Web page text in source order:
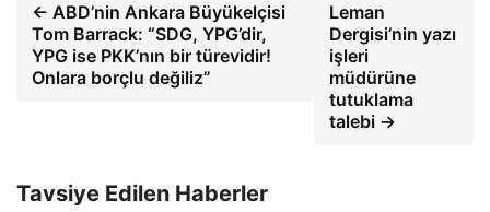
← ABD’nin Ankara Büyükelçisi
Tom Barrack: “SDG, YPG’dir,
YPG ise PKK’nın bir türevidir!
Onlara borçlu değiliz”
Leman
Dergisi’nin yazı
işleri
müdürüne
tutuklama
talebi →
Tavsiye Edilen Haberler